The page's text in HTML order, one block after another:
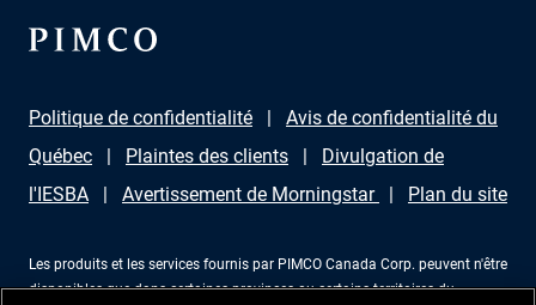
Politique de confidentialité
Avis de confidentialité du
Québec
Plaintes des clients
Divulgation de
l'IESBA
Avertissement de Morningstar Plan du site
Les produits et les services fournis par PIMCO Canada Corp. peuvent n'être
disponibles que dans certaines provinces ou certains territoires du